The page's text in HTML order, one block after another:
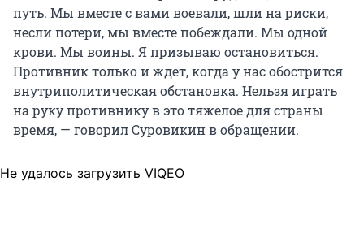
путь. Мы вместе с вами воевали, шли на риски,
несли потери, мы вместе побеждали. Мы одной
крови. Мы воины. Я призываю остановиться.
Противник только и ждет, когда у нас обострится
внутриполитическая обстановка. Нельзя играть
на руку противнику в это тяжелое для страны
время, — говорил Суровикин в обращении.
Не удалось загрузить VIQEO